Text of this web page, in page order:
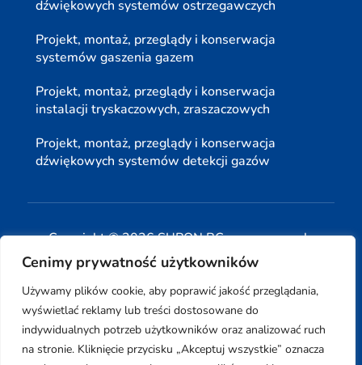
Cenimy prywatność użytkowników
Używamy plików cookie, aby poprawić jakość przeglądania,
wyświetlać reklamy lub treści dostosowane do
indywidualnych potrzeb użytkowników oraz analizować ruch
na stronie. Kliknięcie przycisku „Akceptuj wszystkie” oznacza
dźwiękowych systemów ostrzegawczych
Projekt, montaż, przeglądy i konserwacja
systemów gaszenia gazem
Projekt, montaż, przeglądy i konserwacja
instalacji tryskaczowych, zraszaczowych
Projekt, montaż, przeglądy i konserwacja
dźwiękowych systemów detekcji gazów
Copyright © 2026 SUPON BC sp, z o. o. sp. k.
| Realizacja: www.woh.group